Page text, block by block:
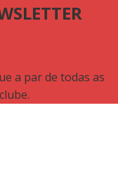
a par de todas as